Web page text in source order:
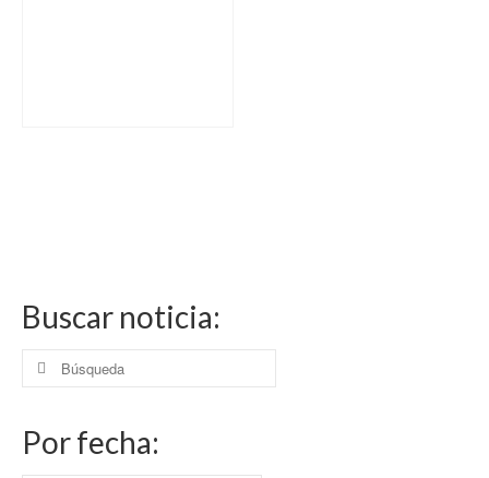
Buscar noticia:
Buscar
por:
Por fecha: